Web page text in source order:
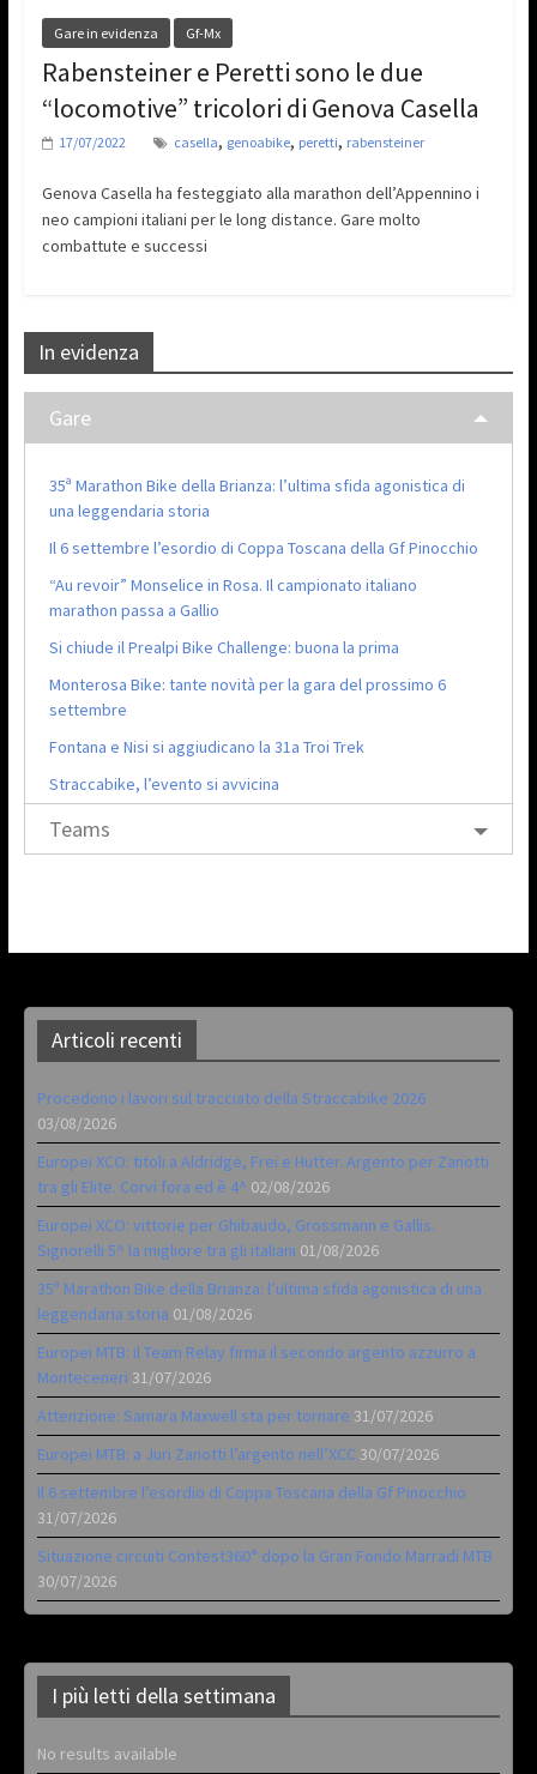
Gare in evidenza Gf-Mx
Rabensteiner e Peretti sono le due
“locomotive” tricolori di Genova Casella
17/07/2022 casella, genoabike, peretti, rabensteiner
Genova Casella ha festeggiato alla marathon dell’Appennino i
neo campioni italiani per le long distance. Gare molto
combattute e successi
In evidenza
Gare
35ª Marathon Bike della Brianza: l’ultima sfida agonistica di
una leggendaria storia
Il 6 settembre l’esordio di Coppa Toscana della Gf Pinocchio
“Au revoir” Monselice in Rosa. Il campionato italiano
marathon passa a Gallio
Si chiude il Prealpi Bike Challenge: buona la prima
Monterosa Bike: tante novità per la gara del prossimo 6
settembre
Fontana e Nisi si aggiudicano la 31a Troi Trek
Straccabike, l’evento si avvicina
Teams
Articoli recenti
Procedono i lavori sul tracciato della Straccabike 2026
03/08/2026
Europei XCO: titoli a Aldridge, Frei e Hutter. Argento per Zanotti
tra gli Elite. Corvi fora ed è 4^ 02/08/2026
Europei XCO: vittorie per Ghibaudo, Grossmann e Gallis.
Signorelli 5^ la migliore tra gli italiani 01/08/2026
35ª Marathon Bike della Brianza: l’ultima sfida agonistica di una
leggendaria storia 01/08/2026
Europei MTB: il Team Relay firma il secondo argento azzurro a
Monteceneri 31/07/2026
Attenzione: Samara Maxwell sta per tornare 31/07/2026
Europei MTB: a Juri Zanotti l’argento nell’XCC 30/07/2026
Il 6 settembre l’esordio di Coppa Toscana della Gf Pinocchio
31/07/2026
Situazione circuiti Contest360° dopo la Gran Fondo Marradi MTB
30/07/2026
I più letti della settimana
No results available